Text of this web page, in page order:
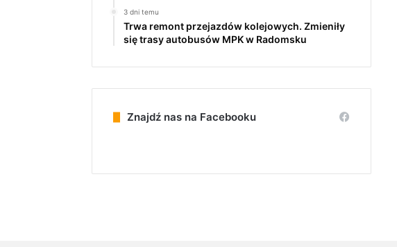
3 dni temu
Trwa remont przejazdów kolejowych. Zmieniły
się trasy autobusów MPK w Radomsku
Znajdź nas na Facebooku